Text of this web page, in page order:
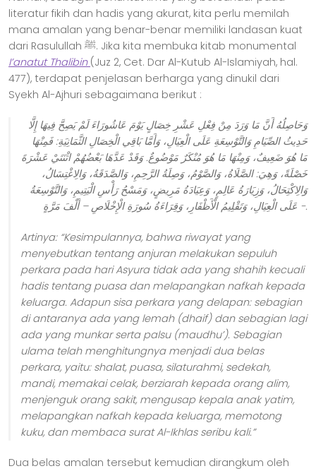
literatur fikih dan hadis yang akurat, kita perlu memilah
mana amalan yang benar-benar memiliki landasan kuat
dari Rasulullah ﷺ. Jika kita membuka kitab monumental
I’anatut Thalibin (Juz 2, Cet. Dar Al-Kutub Al-Islamiyah, hal.
477), terdapat penjelasan berharga yang dinukil dari
Syekh Al-Ajhuri sebagaimana berikut :
وَحَاصِلُهُ أَنَّ مَا وَرَدَ مِنْ فِعْلِ عَشْرِ خِصَالٍ يَوْمَ عَاشُورَاءَ لَمْ يَصِحَّ فِيهَا إِلَّا
حَدِيثُ الصِّيَامِ وَالتَّوْسِعَةِ عَلَى الْعِيَالِ، وَأَمَّا بَاقِي الْخِصَالِ الثَّمَانِيَةِ: فَمِنْهَا
مَا هُوَ ضَعِيفٌ، وَمِنْهَا مَا هُوَ مُنْكَرٌ مَوْضُوعٌ. وَقَدْ عَدَّهَا بَعْضُهُمْ اثْنَتَيْ عَشْرَةَ
خَصْلَةً، وَهِيَ: الصَّلَاةُ، وَالصَّوْمُ، وَصِلَةُ الرَّحِمِ، وَالصَّدَقَةُ، وَالِاغْتِسَالُ،
وَالِاكْتِحَالُ، وَزِيَارَةُ عَالِمٍ، وَعِيَادَةُ مَرِيضٍ، وَمَسْحُ رَأْسِ الْيَتِيمِ، وَالتَّوْسِعَةُ
عَلَى الْعِيَالِ، وَتَقْلِيمُ الْأَظْفَارِ، وَقِرَاءَةُ سُورَةِ الْإِخْلَاصِ – أَلْفَ مَرَّةٍ -.
Artinya: “Kesimpulannya, bahwa riwayat yang
menyebutkan tentang anjuran melakukan sepuluh
perkara pada hari Asyura tidak ada yang shahih kecuali
hadis tentang puasa dan melapangkan nafkah kepada
keluarga. Adapun sisa perkara yang delapan: sebagian
di antaranya ada yang lemah (dhaif) dan sebagian lagi
ada yang munkar serta palsu (maudhu’). Sebagian
ulama telah menghitungnya menjadi dua belas
perkara, yaitu: shalat, puasa, silaturahmi, sedekah,
mandi, memakai celak, berziarah kepada orang alim,
menjenguk orang sakit, mengusap kepala anak yatim,
melapangkan nafkah kepada keluarga, memotong
kuku, dan membaca surat Al-Ikhlas seribu kali.”
Dua belas amalan tersebut kemudian dirangkum oleh